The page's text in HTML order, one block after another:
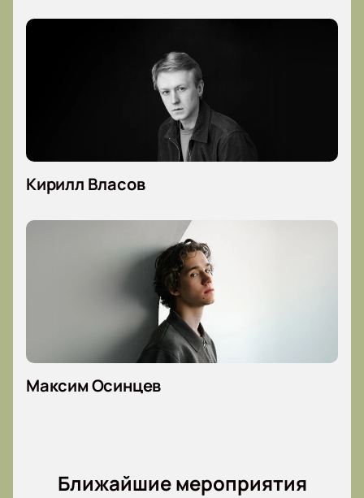
Кирилл Власов
Максим Осинцев
Ближайшие мероприятия